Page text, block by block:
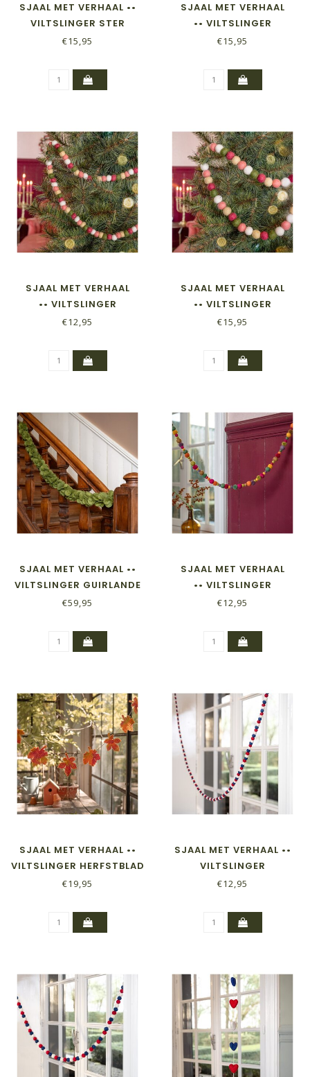
SJAAL MET VERHAAL ••
VILTSLINGER STER
WINTERWONDERLAND
€15,95
SJAAL MET VERHAAL
•• VILTSLINGER
VILTBALLETJES MIXED
€15,95
SJAAL MET VERHAAL
•• VILTSLINGER
VILTBALLETJES SMALL
€12,95
SJAAL MET VERHAAL
•• VILTSLINGER
VILTBALLETJES
€15,95
SJAAL MET VERHAAL ••
VILTSLINGER GUIRLANDE
EUCALYPTUS
€59,95
SJAAL MET VERHAAL
•• VILTSLINGER
VILTBALLETJES POMPOMS
€12,95
SJAAL MET VERHAAL ••
VILTSLINGER HERFSTBLAD
INDIAN SUMMER
€19,95
SJAAL MET VERHAAL ••
VILTSLINGER
VILTBALLETJES SMALL
€12,95